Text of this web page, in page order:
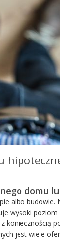
domu
albo budowie.
wysoki
koniecznością
jest wiele